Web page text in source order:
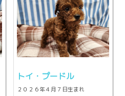
トイ・プードル
２０２６年４月７日生まれ